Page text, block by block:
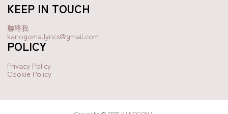
KEEP IN TOUCH
聯絡我
kanogoma.lyrics@gmail.com
POLICY
Privacy Policy
Cookie Policy